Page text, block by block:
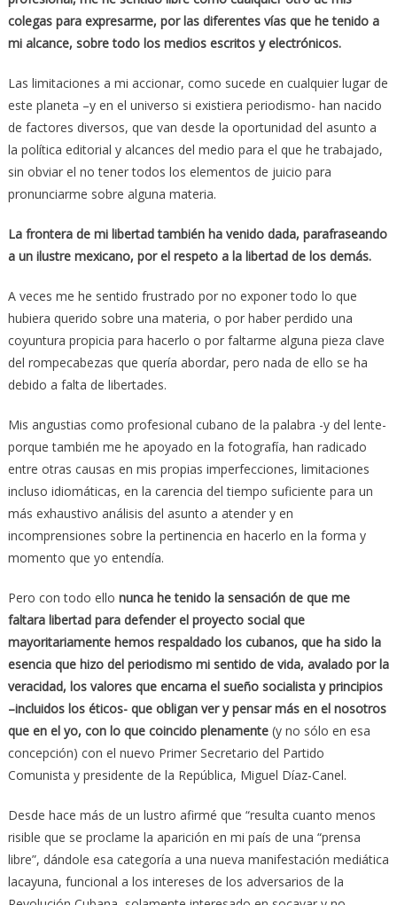
colegas para expresarme, por las diferentes vías que he tenido a
mi alcance, sobre todo los medios escritos y electrónicos.
Las limitaciones a mi accionar, como sucede en cualquier lugar de
este planeta –y en el universo si existiera periodismo- han nacido
de factores diversos, que van desde la oportunidad del asunto a
la política editorial y alcances del medio para el que he trabajado,
sin obviar el no tener todos los elementos de juicio para
pronunciarme sobre alguna materia.
La frontera de mi libertad también ha venido dada, parafraseando
a un ilustre mexicano, por el respeto a la libertad de los demás.
A veces me he sentido frustrado por no exponer todo lo que
hubiera querido sobre una materia, o por haber perdido una
coyuntura propicia para hacerlo o por faltarme alguna pieza clave
del rompecabezas que quería abordar, pero nada de ello se ha
debido a falta de libertades.
Mis angustias como profesional cubano de la palabra -y del lente-
porque también me he apoyado en la fotografía, han radicado
entre otras causas en mis propias imperfecciones, limitaciones
incluso idiomáticas, en la carencia del tiempo suficiente para un
más exhaustivo análisis del asunto a atender y en
incomprensiones sobre la pertinencia en hacerlo en la forma y
momento que yo entendía.
Pero con todo ello nunca he tenido la sensación de que me
faltara libertad para defender el proyecto social que
mayoritariamente hemos respaldado los cubanos, que ha sido la
esencia que hizo del periodismo mi sentido de vida, avalado por la
veracidad, los valores que encarna el sueño socialista y principios
–incluidos los éticos- que obligan ver y pensar más en el nosotros
que en el yo, con lo que coincido plenamente(y no sólo en esa
concepción) con el nuevo Primer Secretario del Partido
Comunista y presidente de la República, Miguel Díaz-Canel.
Desde hace más de un lustro afirmé que “resulta cuanto menos
risible que se proclame la aparición en mi país de una “prensa
libre”, dándole esa categoría a una nueva manifestación mediática
lacayuna, funcional a los intereses de los adversarios de la